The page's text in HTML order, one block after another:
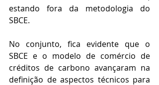
estando fora da metodologia do
SBCE.
No conjunto, fica evidente que o
SBCE e o modelo de comércio de
créditos de carbono avançaram na
definição de aspectos técnicos para